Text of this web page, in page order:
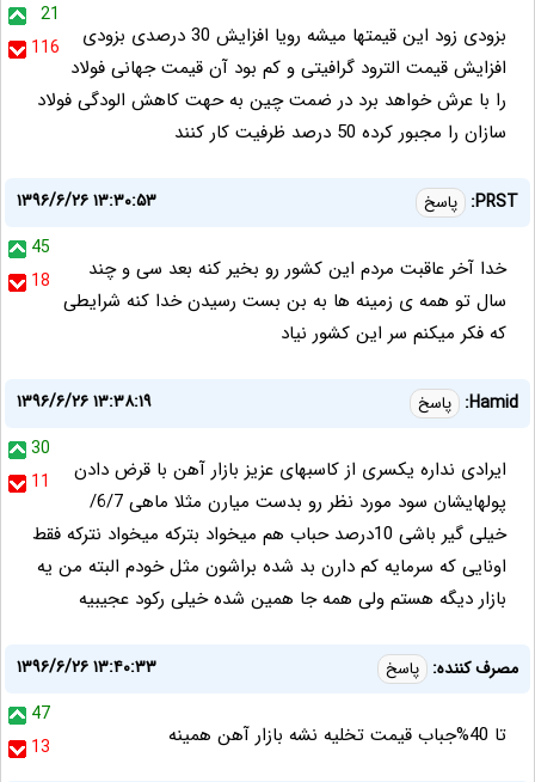
21
116
بزودی زود این قیمتها میشه رویا افزایش 30 درصدی بزودی
افزایش قیمت الترود گرافیتی و کم بود آن قیمت جهانی فولاد
را با عرش خواهد برد در ضمت چین به حهت کاهش الودگی فولاد
سازان را مجبور کرده 50 درصد ظرفیت کار کنند
PRST: پاسخ
۱۳۹۶/۶/۲۶ ۱۳:۳۰:۵۳
45
18
خدا آخر عاقبت مردم این کشور رو بخیر کنه بعد سی و چند
سال تو همه ی زمینه ها به بن بست رسیدن خدا کنه شرایطی
که فکر میکنم سر این کشور نیاد
Hamid: پاسخ
۱۳۹۶/۶/۲۶ ۱۳:۳۸:۱۹
30
11
ایرادی نداره یکسری از کاسبهای عزیز بازار آهن با قرض دادن
پولهایشان سود مورد نظر رو بدست میارن مثلا ماهی 6/7/
خیلی گیر باشی 10درصد حباب هم میخواد بترکه میخواد نترکه فقط
اونایی که سرمایه کم دارن بد شده براشون مثل خودم البته من یه
بازار دیگه هستم ولی همه جا همین شده خیلی رکود عجیبیه
مصرف کننده: پاسخ
۱۳۹۶/۶/۲۶ ۱۳:۴۰:۳۳
47
13
تا 40%جباب قیمت تخلیه نشه بازار آهن همینه